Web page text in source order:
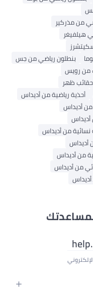
مذركير
بنطلون رياضي من جس
ظهر
رياضية من أديداس
من أديداس
أديداس
أديداس